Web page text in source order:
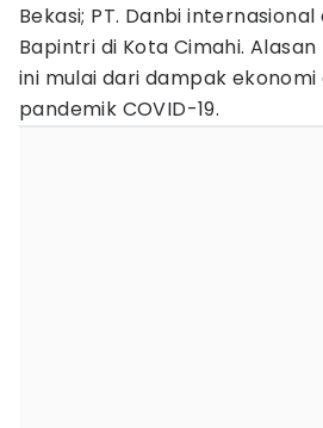
Bekasi; PT. Danbi internasional
Bapintri di Kota Cimahi.
ini mulai dari dampak
pandemik COVID-19.